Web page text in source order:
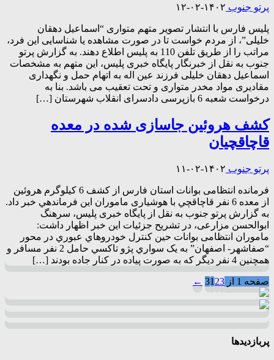
پرتو جنوب ۱۴۰۲-۰۲-۱۲
پلیس فارس با انتشار تصویر متهم متواری “اسماعیل دهقان
خلیلی”، از مردم خواست تا در صورت مشاهده یا شناسایی این فرد،
مراتب را از طریق تلفن 110 به پلیس اطلاع دهند. به گزارش پرتو
جنوب به نقل از خبرنگار پایگاه خبری پلیس، این متهم به مشخصات
اسماعیل دهقان خلیلی فرزند عین اله به اتهام حمل و نگهداری
مقادیری مواد مخدر متواری و تحت تعقیب می باشد. بنا به
درخواست شعبه 6 بازپرسی دادسرای انقلاب شهرستان […]
کشف هروئین جاسازی شده در معده
قاچاقچيان
پرتو جنوب ۱۴۰۲-۰۲-۱۱
فرمانده انتظامی بوانات استان فارس از کشف 6 کیلوگرم هروئین
از معده 6 نفر قاچاقچي با هوشیاری ماموران این فرماندهي خبر داد.
به گزارش پرتو جنوب به نقل از پایگاه خبری پلیس، سرهنگ
ابوالحسن مزارعی، در تشریح جزئیات این خبر اظهار داشت:
ماموران انتظامی بوانات حین كنترل خودروهاي عبوري در محور
“صفاشهر- اصفهان” به یک سواري پژو تاكسي حامل 2 نفر مسافر و
همچنين 4 نفر ديگر كه به صورت پياده در كنار جاده بودند […]
صفحه 1 از 3 123
←
پربازدیدها